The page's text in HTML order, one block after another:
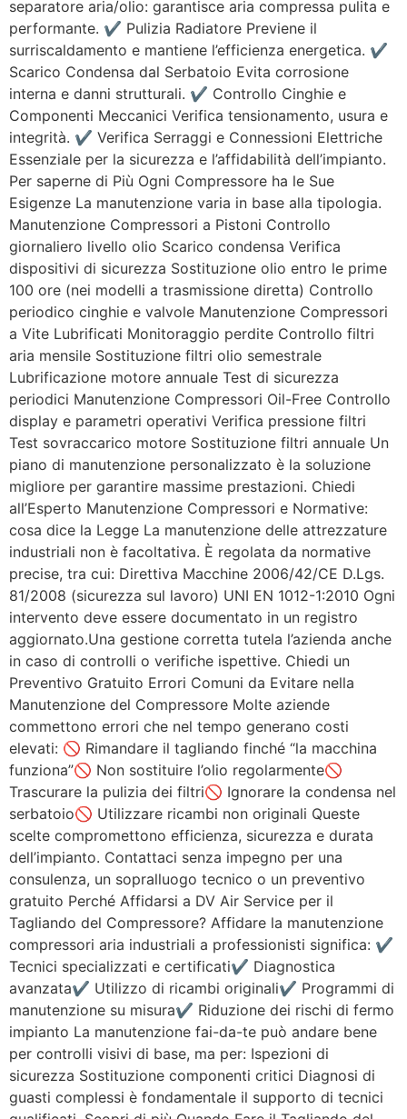
separatore aria/olio: garantisce aria compressa pulita e
performante. ✔ Pulizia Radiatore Previene il
surriscaldamento e mantiene l’efficienza energetica. ✔
Scarico Condensa dal Serbatoio Evita corrosione
interna e danni strutturali. ✔ Controllo Cinghie e
Componenti Meccanici Verifica tensionamento, usura e
integrità. ✔ Verifica Serraggi e Connessioni Elettriche
Essenziale per la sicurezza e l’affidabilità dell’impianto.
Per saperne di Più Ogni Compressore ha le Sue
Esigenze La manutenzione varia in base alla tipologia.
Manutenzione Compressori a Pistoni Controllo
giornaliero livello olio Scarico condensa Verifica
dispositivi di sicurezza Sostituzione olio entro le prime
100 ore (nei modelli a trasmissione diretta) Controllo
periodico cinghie e valvole Manutenzione Compressori
a Vite Lubrificati Monitoraggio perdite Controllo filtri
aria mensile Sostituzione filtri olio semestrale
Lubrificazione motore annuale Test di sicurezza
periodici Manutenzione Compressori Oil-Free Controllo
display e parametri operativi Verifica pressione filtri
Test sovraccarico motore Sostituzione filtri annuale Un
piano di manutenzione personalizzato è la soluzione
migliore per garantire massime prestazioni. Chiedi
all’Esperto Manutenzione Compressori e Normative:
cosa dice la Legge La manutenzione delle attrezzature
industriali non è facoltativa. È regolata da normative
precise, tra cui: Direttiva Macchine 2006/42/CE D.Lgs.
81/2008 (sicurezza sul lavoro) UNI EN 1012-1:2010 Ogni
intervento deve essere documentato in un registro
aggiornato.Una gestione corretta tutela l’azienda anche
in caso di controlli o verifiche ispettive. Chiedi un
Preventivo Gratuito Errori Comuni da Evitare nella
Manutenzione del Compressore Molte aziende
commettono errori che nel tempo generano costi
elevati: 🚫 Rimandare il tagliando finché “la macchina
funziona”🚫 Non sostituire l’olio regolarmente🚫
Trascurare la pulizia dei filtri🚫 Ignorare la condensa nel
serbatoio🚫 Utilizzare ricambi non originali Queste
scelte compromettono efficienza, sicurezza e durata
dell’impianto. Contattaci senza impegno per una
consulenza, un sopralluogo tecnico o un preventivo
gratuito Perché Affidarsi a DV Air Service per il
Tagliando del Compressore? Affidare la manutenzione
compressori aria industriali a professionisti significa: ✔
Tecnici specializzati e certificati✔ Diagnostica
avanzata✔ Utilizzo di ricambi originali✔ Programmi di
manutenzione su misura✔ Riduzione dei rischi di fermo
impianto La manutenzione fai-da-te può andare bene
per controlli visivi di base, ma per: Ispezioni di
sicurezza Sostituzione componenti critici Diagnosi di
guasti complessi è fondamentale il supporto di tecnici